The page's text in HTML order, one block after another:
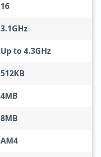
16
3.1GHz
Up to 4.3GHz
512KB
4MB
8MB
AM4